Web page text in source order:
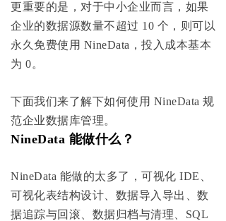
更重要的是，对于中小企业而言，如果
企业的数据源数量不超过 10 个，则可以
永久免费使用 NineData，投入成本基本
为 0。
下面我们来了解下如何使用 NineData 规
范企业数据库管理。
NineData 能做什么？
NineData 能做的太多了，可视化 IDE、
可视化表结构设计、数据导入导出、数
据追踪与回滚、数据归档与清理、SQL